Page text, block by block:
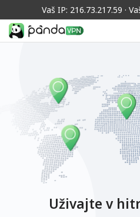
Vaš IP: 216.73.217.59 ·
Uživajte v